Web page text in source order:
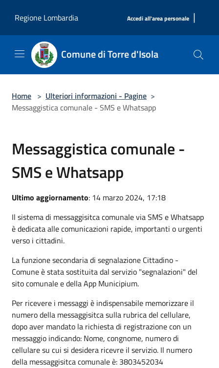
Regione Lombardia
Accedi all'area personale |
Comune di Torre d'Isola
Home > Ulteriori informazioni - Pagine >
Messaggistica comunale - SMS e Whatsapp
Messaggistica comunale -
SMS e Whatsapp
Ultimo aggiornamento: 14 marzo 2024, 17:18
Il sistema di messaggisitca comunale via SMS e Whatsapp
è dedicata alle comunicazioni rapide, importanti o urgenti
verso i cittadini.
La funzione secondaria di segnalazione Cittadino -
Comune è stata sostituita dal servizio "segnalazioni" del
sito comunale e della App Municipium.
Per ricevere i messaggi è indispensabile memorizzare il
numero della messaggisitca sulla rubrica del cellulare,
dopo aver mandato la richiesta di registrazione con un
messaggio indicando: Nome, congnome, numero di
cellulare su cui si desidera ricevre il servizio. Il numero
della messaggisitca comunale è: 3803452034